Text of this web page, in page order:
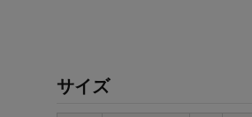
サイズ